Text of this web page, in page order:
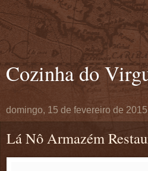
Cozinha do
domingo, 15 de fevereiro de 2015
Lá Nô Armazém